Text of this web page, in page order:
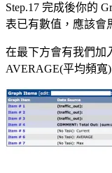
Step.17 完成後你的
表已有數值，應該會
在最下方會有我們加
AVERAGE(平均頻寬